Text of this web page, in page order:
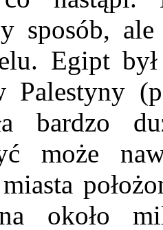
sposób,
Egipt
bardzo
może
na około